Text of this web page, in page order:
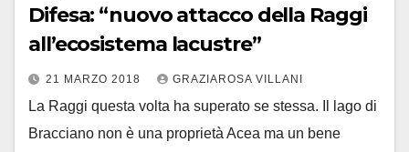
Difesa: “nuovo attacco della Raggi
all’ecosistema lacustre”
21 MARZO 2018 GRAZIAROSA VILLANI
La Raggi questa volta ha superato se stessa. Il lago di
Bracciano non è una proprietà Acea ma un bene